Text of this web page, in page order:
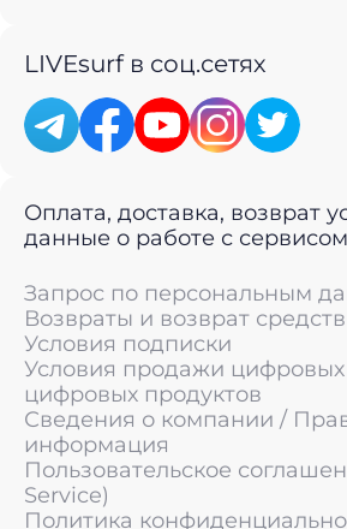
LIVEsurf в соц.сетях
Оплата, доставка, возврат
данные о работе с сервисом
Запрос по персональным
Возвраты и возврат средств
Условия подписки
Условия продажи цифровых
цифровых продуктов
Сведения о компании /
информация
Пользовательское
Service)
Политика